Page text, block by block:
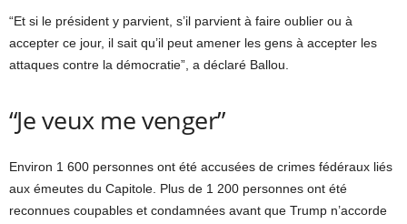
“Et si le président y parvient, s’il parvient à faire oublier ou à
accepter ce jour, il sait qu’il peut amener les gens à accepter les
attaques contre la démocratie”, a déclaré Ballou.
“Je veux me venger”
Environ 1 600 personnes ont été accusées de crimes fédéraux liés
aux émeutes du Capitole. Plus de 1 200 personnes ont été
reconnues coupables et condamnées avant que Trump n’accorde